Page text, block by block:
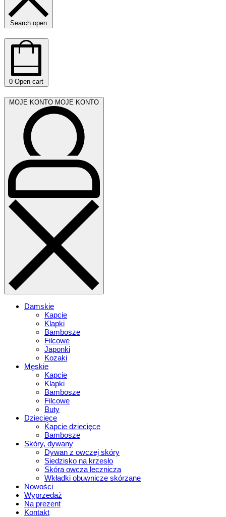
Search open
0 Open cart
MOJE KONTO MOJE KONTO
Damskie
Kapcie
Klapki
Bambosze
Filcowe
Japonki
Kozaki
Męskie
Kapcie
Klapki
Bambosze
Filcowe
Buty
Dziecięce
Kapcie dziecięce
Bambosze
Skóry, dywany
Dywan z owczej skóry
Siedzisko na krzesło
Skóra owcza lecznicza
Wkładki obuwnicze skórzane
Nowości
Wyprzedaż
Na prezent
Kontakt